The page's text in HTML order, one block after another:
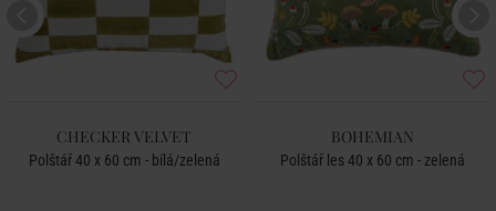
CHECKER VELVET
Polštář 40 x 60 cm - bílá/zelená
BOHEMIAN
Polštář les 40 x 60 cm - zelená